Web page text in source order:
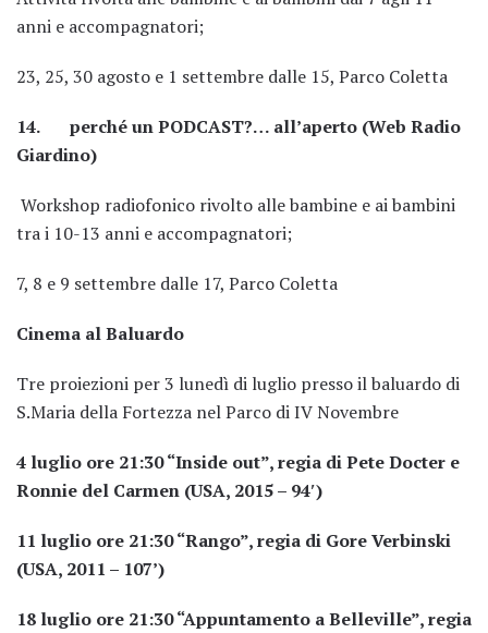
anni e accompagnatori;
23, 25, 30 agosto e 1 settembre dalle 15, Parco Coletta
14. perché un PODCAST?… all’aperto (Web Radio
Giardino)
Workshop radiofonico rivolto alle bambine e ai bambini
tra i 10-13 anni e accompagnatori;
7, 8 e 9 settembre dalle 17, Parco Coletta
Cinema al Baluardo
Tre proiezioni per 3 lunedì di luglio presso il baluardo di
S.Maria della Fortezza nel Parco di IV Novembre
4 luglio ore 21:30 “Inside out”, regia di Pete Docter e
Ronnie del Carmen (USA, 2015 – 94′)
11 luglio ore 21:30 “Rango”, regia di Gore Verbinski
(USA, 2011 – 107’)
18 luglio ore 21:30 “Appuntamento a Belleville”, regia